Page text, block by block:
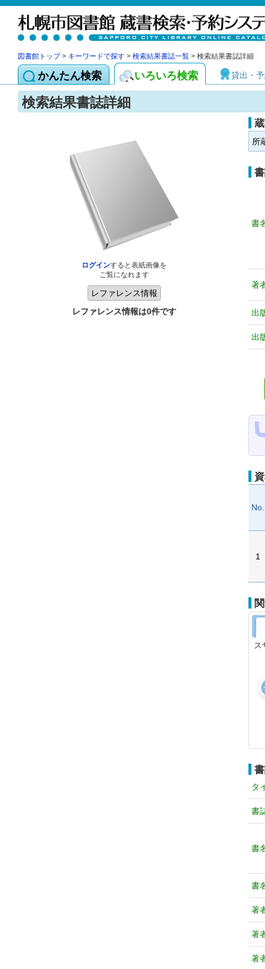
図書館トップ> キーワードで探す > 検索結果書誌一覧 > 検索結果書誌詳細
かんたん検索 いろいろ検索 貸出・
検索結果書誌詳細
ログインすると表紙画像を
ご覧になれます
レファレンス情報は0件です
所
書
著
出
出
No.
1
タ
書
書
書
著
著
著